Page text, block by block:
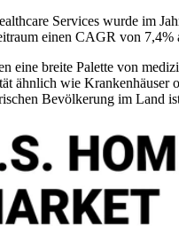
Services wurde im
einen CAGR von
eine breite Palette von
ähnlich wie Krankenhäuser
Bevölkerung im Land